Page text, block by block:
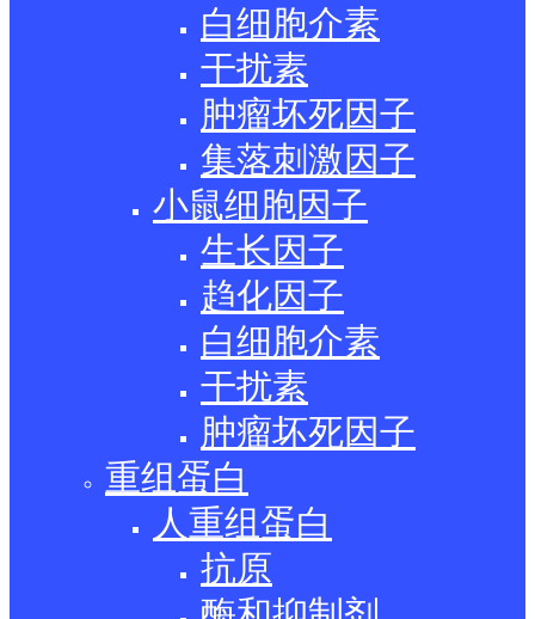
白细胞介素
干扰素
肿瘤坏死因子
集落刺激因子
小鼠细胞因子
生长因子
趋化因子
白细胞介素
干扰素
肿瘤坏死因子
重组蛋白
人重组蛋白
抗原